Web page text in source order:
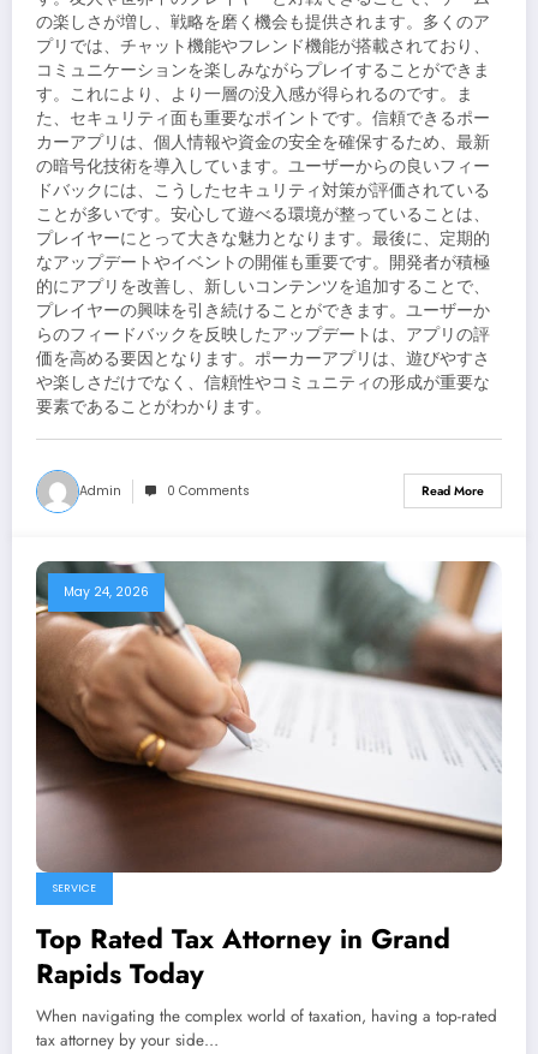
の楽しさが増し、戦略を磨く機会も提供されます。多くのア
プリでは、チャット機能やフレンド機能が搭載されており、
コミュニケーションを楽しみながらプレイすることができま
す。これにより、より一層の没入感が得られるのです。ま
た、セキュリティ面も重要なポイントです。信頼できるポー
カーアプリは、個人情報や資金の安全を確保するため、最新
の暗号化技術を導入しています。ユーザーからの良いフィー
ドバックには、こうしたセキュリティ対策が評価されている
ことが多いです。安心して遊べる環境が整っていることは、
プレイヤーにとって大きな魅力となります。最後に、定期的
なアップデートやイベントの開催も重要です。開発者が積極
的にアプリを改善し、新しいコンテンツを追加することで、
プレイヤーの興味を引き続けることができます。ユーザーか
らのフィードバックを反映したアップデートは、アプリの評
価を高める要因となります。ポーカーアプリは、遊びやすさ
や楽しさだけでなく、信頼性やコミュニティの形成が重要な
要素であることがわかります。
Admin 0 Comments Read More
May 24, 2026
SERVICE
Top Rated Tax Attorney in Grand
Rapids Today
When navigating the complex world of taxation, having a top-rated
tax attorney by your side…